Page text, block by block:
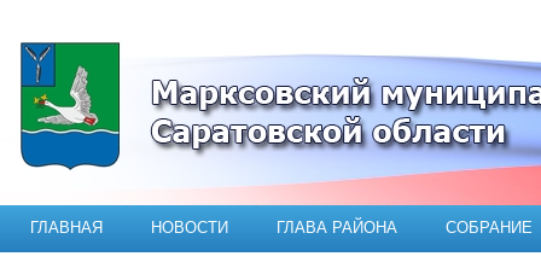
Официальный сайт Марксовского
ГЛАВНАЯ НОВОСТИ ГЛАВА РАЙОНА СОБРАНИЕ